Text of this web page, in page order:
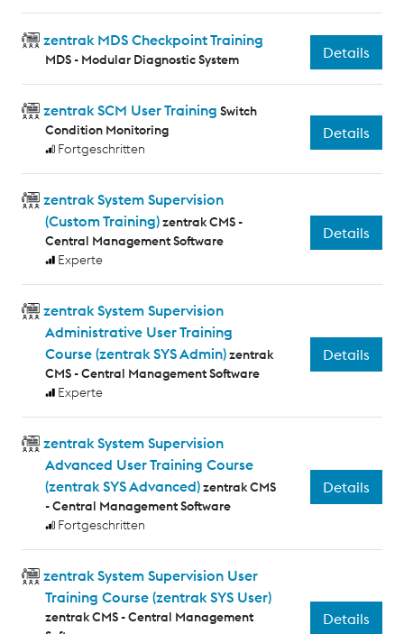
zentrak MDS Checkpoint Training
MDS - Modular Diagnostic System Details
zentrak SCM User Training Switch
Condition Monitoring
Fortgeschritten
Details
zentrak System Supervision
(Custom Training)zentrak CMS -
Central Management Software
Experte
Details
zentrak System Supervision
Administrative User Training
Course (zentrak SYS Admin)zentrak
CMS - Central Management Software
Experte
Details
zentrak System Supervision
Advanced User Training Course
(zentrak SYS Advanced)zentrak CMS
- Central Management Software
Fortgeschritten
Details
zentrak System Supervision User
Training Course (zentrak SYS User)
zentrak CMS - Central Management
Details